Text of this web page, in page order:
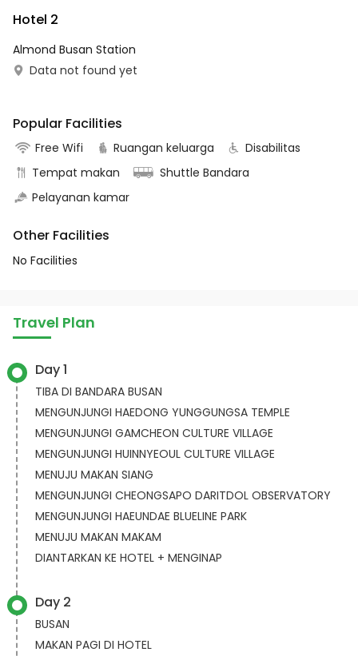
Hotel 2
Almond Busan Station
Data not found yet
Popular Facilities
Free Wifi Ruangan keluarga
Disabilitas
Tempat makan
Shuttle Bandara
Pelayanan kamar
Other Facilities
No Facilities
Travel Plan
Day 1
TIBA DI BANDARA BUSAN
MENGUNJUNGI HAEDONG YUNGGUNGSA TEMPLE
MENGUNJUNGI GAMCHEON CULTURE VILLAGE
MENGUNJUNGI HUINNYEOUL CULTURE VILLAGE
MENUJU MAKAN SIANG
MENGUNJUNGI CHEONGSAPO DARITDOL OBSERVATORY
MENGUNJUNGI HAEUNDAE BLUELINE PARK
MENUJU MAKAN MAKAM
DIANTARKAN KE HOTEL + MENGINAP
Day 2
BUSAN
MAKAN PAGI DI HOTEL